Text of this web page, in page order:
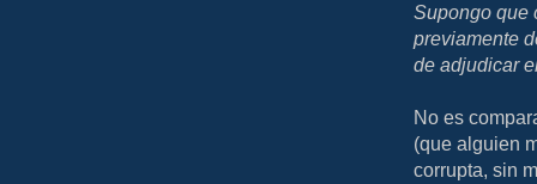
Supongo que
previamente
de adjudicar
No es
(que alguien
corrupta, sin